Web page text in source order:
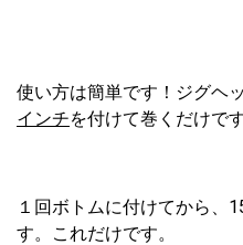
使い方は簡単です！ジグヘ
インチを付けて巻くだけです
１回ボトムに付けてから、
す。これだけです。